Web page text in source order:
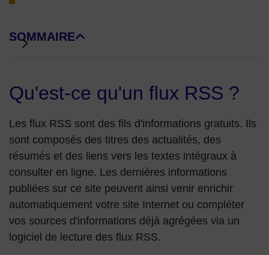
SOMMAIRE
DE BLOCS DE PAGE
Qu'est-ce qu'un flux RSS ?
Les flux RSS sont des fils d'informations gratuits. Ils
sont composés des titres des actualités, des
résumés et des liens vers les textes intégraux à
consulter en ligne. Les dernières informations
publiées sur ce site peuvent ainsi venir enrichir
automatiquement votre site Internet ou compléter
vos sources d'informations déjà agrégées via un
logiciel de lecture des flux RSS.